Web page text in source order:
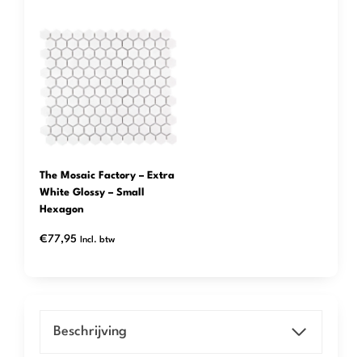
The Mosaic Factory – Extra
White Glossy – Small
Hexagon
€77,95 Incl. btw
Beschrijving